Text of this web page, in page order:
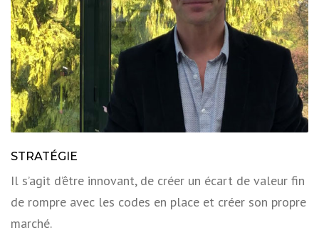
STRATÉGIE
Il s’agit d’être innovant, de créer un écart de valeur fin
de rompre avec les codes en place et créer son propre
marché.